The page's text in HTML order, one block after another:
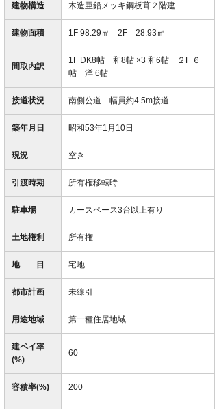
建物構造 木造亜鉛メッキ鋼板葺２階建
建物面積 1F 98.29㎡ 2F 28.93㎡
間取内訳
1F DK8帖 和8帖 ×3 和6帖 ２F ６
帖 洋 6帖
接道状況 南側公道 幅員約4.5m接道
築年月日 昭和53年1月10日
現況 空き
引渡時期 所有権移転時
駐車場 カースペース3台以上有り
土地権利 所有権
地 目 宅地
都市計画 未線引
用途地域 第一種住居地域
建ペイ率
(%)
60
容積率(%) 200